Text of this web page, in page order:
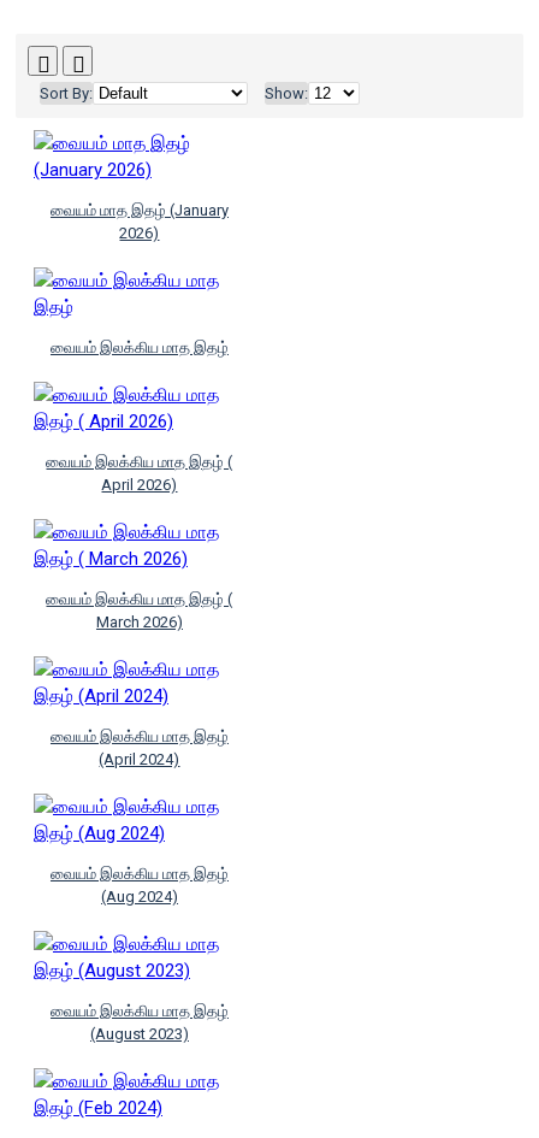
Sort By: Show:
வையம் மாத இதழ் (January
2026)
வையம் இலக்கிய மாத இதழ்
வையம் இலக்கிய மாத இதழ் (
April 2026)
வையம் இலக்கிய மாத இதழ் (
March 2026)
வையம் இலக்கிய மாத இதழ்
(April 2024)
வையம் இலக்கிய மாத இதழ்
(Aug 2024)
வையம் இலக்கிய மாத இதழ்
(August 2023)